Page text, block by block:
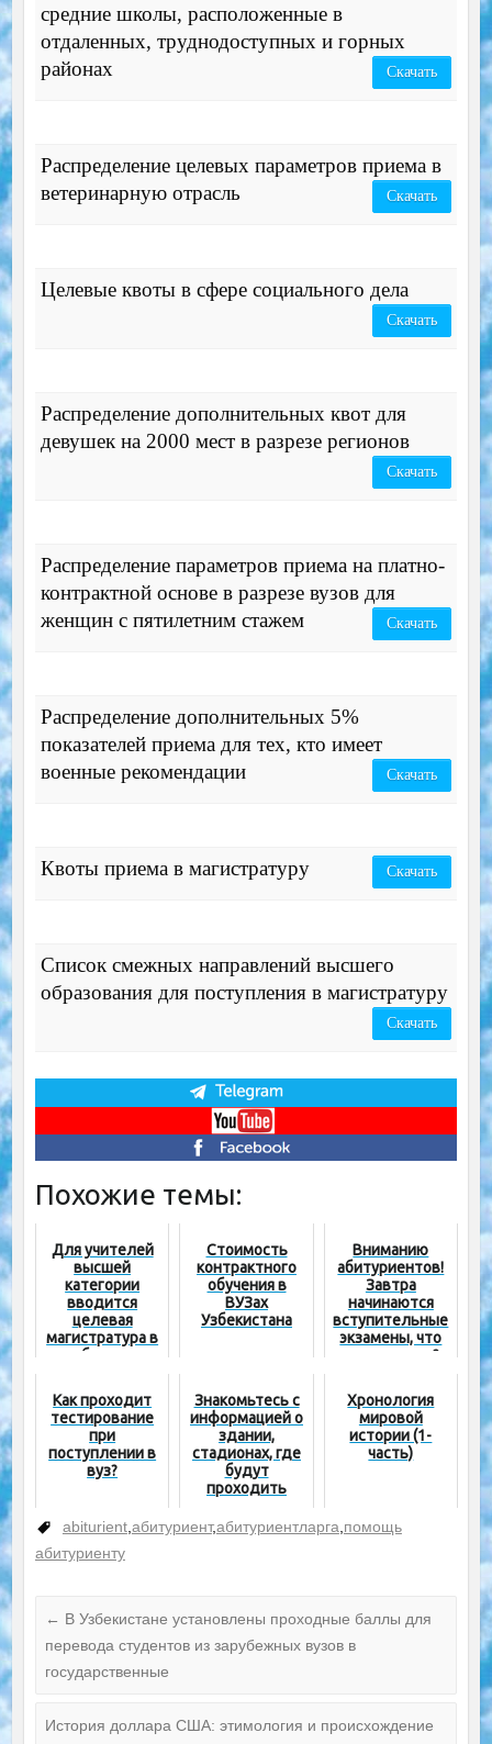
средние школы, расположенные в
отдаленных, труднодоступных и горных
районах
Скачать
Распределение целевых параметров приема в
ветеринарную отрасль
Скачать
Целевые квоты в сфере социального дела
Скачать
Распределение дополнительных квот для
девушек на 2000 мест в разрезе регионов
Скачать
Распределение параметров приема на платно-
контрактной основе в разрезе вузов для
женщин с пятилетним стажем
Скачать
Распределение дополнительных 5%
показателей приема для тех, кто имеет
военные рекомендации
Скачать
Квоты приема в магистратуру Скачать
Список смежных направлений высшего
образования для поступления в магистратуру
Скачать
Похожие темы:
Для учителей
высшей
категории
вводится
целевая
магистратура в
области
Стоимость
контрактного
обучения в
ВУЗах
Узбекистана
Вниманию
абитуриентов!
Завтра
начинаются
вступительные
экзамены, что
важно знать?
Как проходит
тестирование
при
поступлении в
вуз?
Знакомьтесь с
информацией о
здании,
стадионах, где
будут
проходить
испытания!
Хронология
мировой
истории (1-
часть)
abiturient,абитуриент,абитуриентларга,помощь
абитуриенту
← В Узбекистане установлены проходные баллы для
перевода студентов из зарубежных вузов в
государственные
История доллара США: этимология и происхождение